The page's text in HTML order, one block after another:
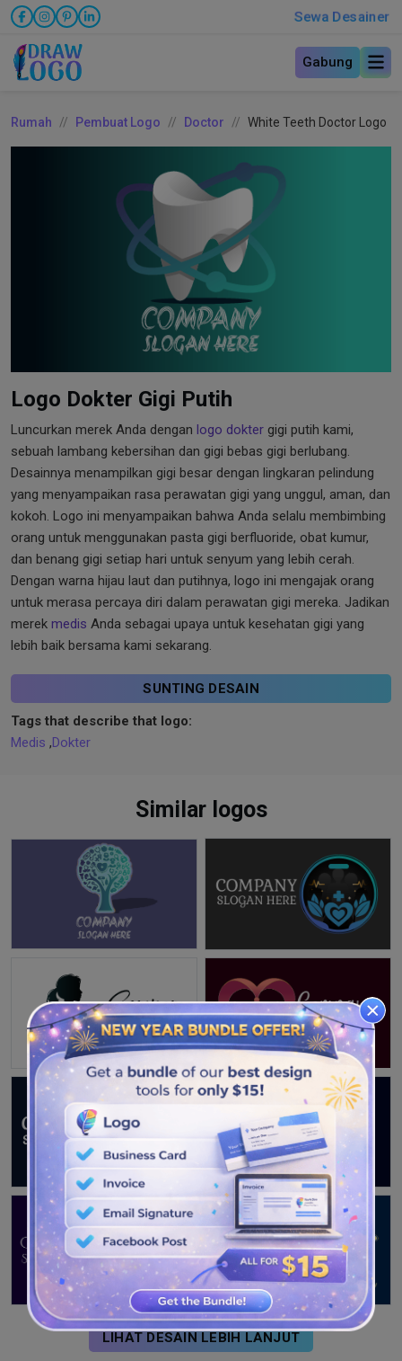
Sewa Desainer
Gabung
Rumah Pembuat Logo Doctor White Teeth Doctor Logo
Logo Dokter Gigi Putih
Luncurkan merek Anda dengan logo dokter gigi putih kami,
sebuah lambang kebersihan dan gigi bebas gigi berlubang.
Desainnya menampilkan gigi besar dengan lingkaran pelindung
yang menyampaikan rasa perawatan gigi yang unggul, aman, dan
kokoh. Logo ini menyampaikan bahwa Anda selalu membimbing
orang untuk menggunakan pasta gigi berfluoride, obat kumur,
dan benang gigi setiap hari untuk senyum yang lebih cerah.
Dengan warna hijau laut dan putihnya, logo ini mengajak orang
untuk merasa percaya diri dalam perawatan gigi mereka. Jadikan
merek medis Anda sebagai upaya untuk kesehatan gigi yang
lebih baik bersama kami sekarang.
SUNTING DESAIN
Tags that describe that logo:
Medis ,Dokter
Similar logos
LIHAT DESAIN LEBIH LANJUT